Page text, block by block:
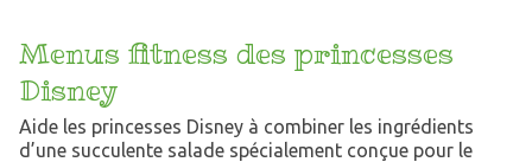
Menus fitness des princesses
Disney
Aide les princesses Disney à combiner les ingrédients
d’une succulente salade spécialement conçue pour le